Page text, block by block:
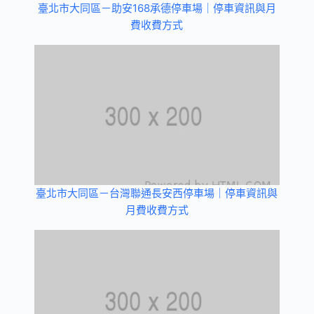
臺北市大同區－助安168承德停車場｜停車資訊與月
費收費方式
臺北市大同區－台灣聯通長安西停車場｜停車資訊與
月費收費方式